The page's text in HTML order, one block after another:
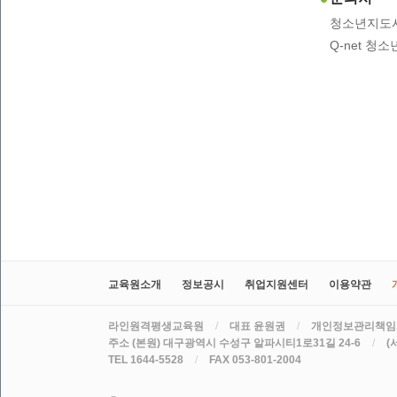
청소년지도
Q-net 청소
교육원소개 정보공시 취업지원센터 이용약관
라인원격평생교육원 / 대표 윤원권 /
개인정보관리책
주소 (본원) 대구광역시 수성구 알파시티1로31길 24-6
/
(
TEL 1644-5528
/ FAX 053-801-2004